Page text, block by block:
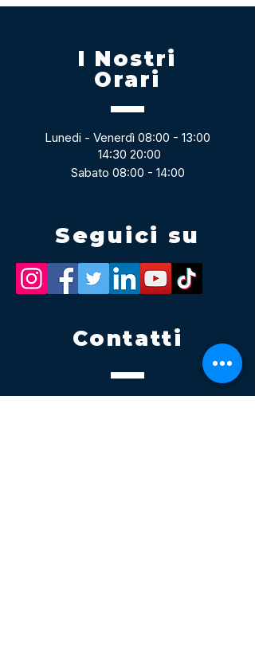
I Nostri
Orari
Lunedi - Venerdì 08:00 - 13:00
14:30 20:00
Sabato 08:00 - 14:00
Seguici su
Contatti